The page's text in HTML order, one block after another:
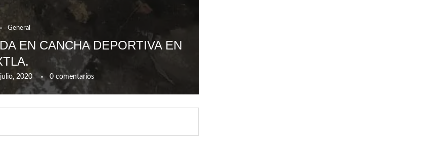
General
EN CANCHA DEPORTIVA EN
2020 0 comentarios